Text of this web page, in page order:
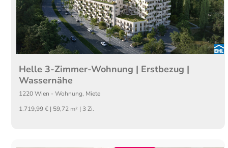
Helle 3-Zimmer-Wohnung | Erstbezug |
Wassernähe
1220 Wien -Wohnung, Miete
1.719,99 € | 59,72 m² | 3 Zi.